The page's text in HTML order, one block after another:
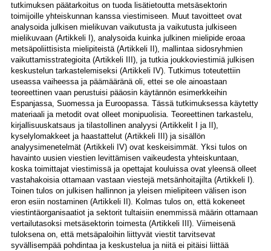
tutkimuksen päätarkoitus on tuoda lisätietoutta metsäsektorin
toimijoille yhteiskunnan kanssa viestimiseen. Muut tavoitteet ovat
analysoida julkisen mielikuvan vaikutusta ja vaikutusta julkiseen
mielikuvaan (Artikkeli I), analysoida kuinka julkinen mielipide eroaa
metsäpoliittisista mielipiteistä (Artikkeli II), mallintaa sidosryhmien
vaikuttamisstrategioita (Artikkeli III), ja tutkia joukkoviestimiä julkisen
keskustelun tarkastelemiseksi (Artikkeli IV). Tutkimus toteutettiin
useassa vaiheessa ja päämääränä oli, ettei se ole ainoastaan
teoreettinen vaan perustuisi pääosin käytännön esimerkkeihin
Espanjassa, Suomessa ja Euroopassa. Tässä tutkimuksessa käytetty
materiaali ja metodit ovat olleet monipuolisia. Teoreettinen tarkastelu,
kirjallisuuskatsaus ja tilastollinen analyysi (Artikkelit I ja II),
kyselylomakkeet ja haastattelut (Artikkeli III) ja sisällön
analyysimenetelmät (Artikkeli IV) ovat keskeisimmät. Yksi tulos on
havainto uusien viestien levittämisen vaikeudesta yhteiskuntaan,
koska toimittajat viestimissä ja opettajat kouluissa ovat yleensä olleet
vastahakoisia ottamaan vastaan viestejä metsänhoitajilta (Artikkeli I).
Toinen tulos on julkisen hallinnon ja yleisen mielipiteen välisen ison
eron esiin nostaminen (Artikkeli II). Kolmas tulos on, että kokeneet
viestintäorganisaatiot ja sektorit tultaisiin enemmissä määrin ottamaan
vertailutasoksi metsäsektorin toimesta (Artikkeli III). Viimeisenä
tuloksena on, että metsäpaloihin liittyvät viestit tarvitsevat
syvällisempää pohdintaa ja keskustelua ja niitä ei pitäisi liittää